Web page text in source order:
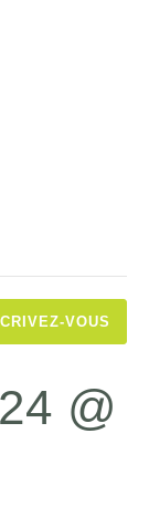
VOUS
@